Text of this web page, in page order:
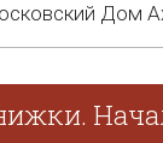
Дом